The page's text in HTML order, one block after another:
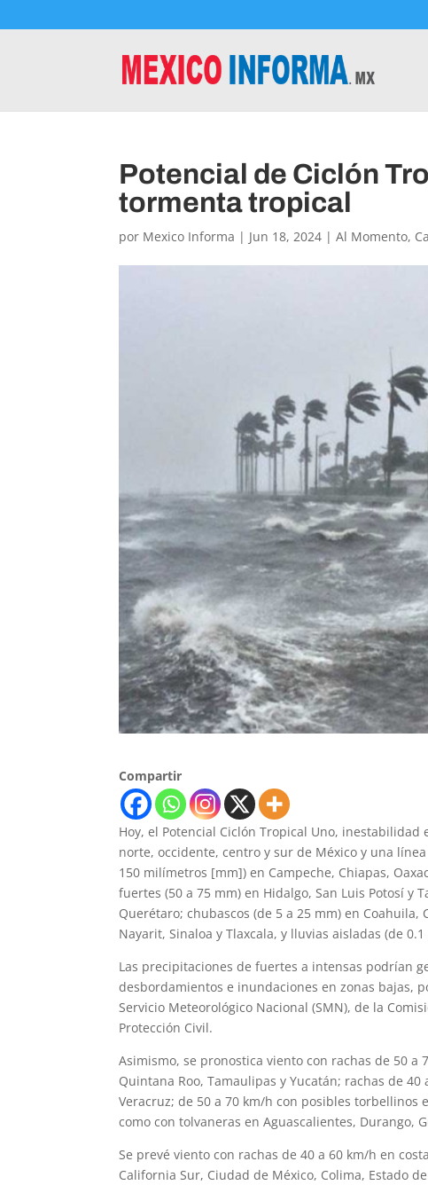
Potencial de Ciclón
tormenta tropical
por Mexico Informa | Jun 18, 2024 |Al Momento,
Compartir
Hoy, el Potencial Ciclón Tropical Uno,
norte, occidente, centro y sur de México y una
150 milímetros [mm]) en Campeche, Chiapas,
fuertes (50 a 75 mm) en Hidalgo, San Luis Potosí y
Querétaro; chubascos (de 5 a 25 mm) en Coahuila,
Nayarit, Sinaloa y Tlaxcala, y lluvias aisladas (de
Las precipitaciones de fuertes a intensas podrían
desbordamientos e inundaciones en zonas bajas,
Servicio Meteorológico Nacional (SMN), de la
Protección Civil.
Asimismo, se pronostica viento con rachas de 50 a
Quintana Roo, Tamaulipas y Yucatán; rachas de
Veracruz; de 50 a 70 km/h con posibles torbellinos
como con tolvaneras en Aguascalientes, Durango,
Se prevé viento con rachas de 40 a 60 km/h en
California Sur, Ciudad de México, Colima, Estado